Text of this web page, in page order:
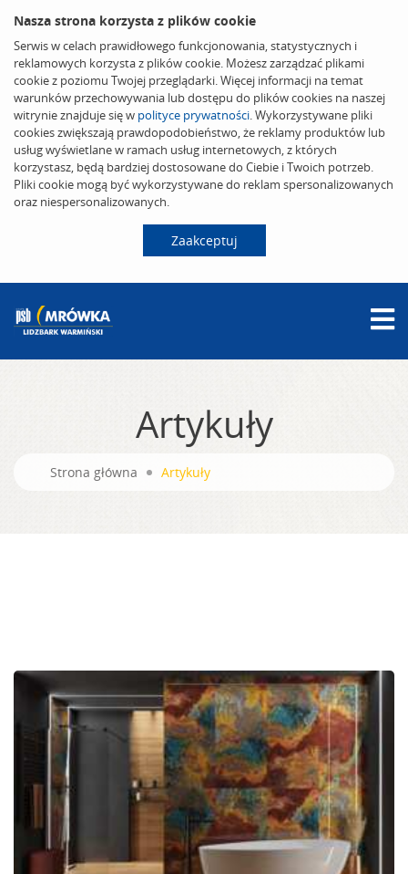
Nasza strona korzysta z plików cookie
Serwis w celach prawidłowego funkcjonowania, statystycznych i
reklamowych korzysta z plików cookie. Możesz zarządzać plikami
cookie z poziomu Twojej przeglądarki. Więcej informacji na temat
warunków przechowywania lub dostępu do plików cookies na naszej
witrynie znajduje się w polityce prywatności. Wykorzystywane pliki
cookies zwiększają prawdopodobieństwo, że reklamy produktów lub
usług wyświetlane w ramach usług internetowych, z których
korzystasz, będą bardziej dostosowane do Ciebie i Twoich potrzeb.
Pliki cookie mogą być wykorzystywane do reklam spersonalizowanych
oraz niespersonalizowanych.
Zaakceptuj
Artykuły
Strona główna Artykuły